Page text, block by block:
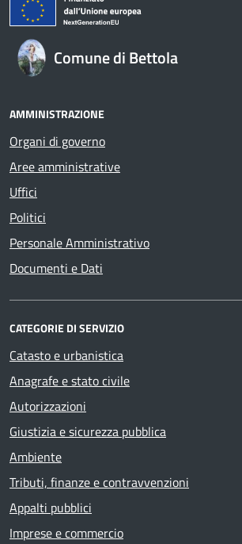
Comune di Bettola
AMMINISTRAZIONE
Organi di governo
Aree amministrative
Uffici
Politici
Personale Amministrativo
Documenti e Dati
CATEGORIE DI SERVIZIO
Catasto e urbanistica
Anagrafe e stato civile
Autorizzazioni
Giustizia e sicurezza pubblica
Ambiente
Tributi, finanze e contravvenzioni
Appalti pubblici
Imprese e commercio